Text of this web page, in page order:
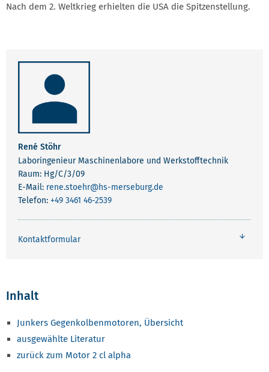
Nach dem 2. Weltkrieg erhielten die USA die Spitzenstellung.
René Stöhr
Laboringenieur Maschinenlabore und Werkstofftechnik
Raum: Hg/C/3/09
E-Mail: rene.stoehr@hs-merseburg.de
Telefon: +49 3461 46-2539
Kontaktformular
Inhalt
Junkers Gegenkolbenmotoren, Übersicht
ausgewählte Literatur
zurück zum Motor 2 cl alpha